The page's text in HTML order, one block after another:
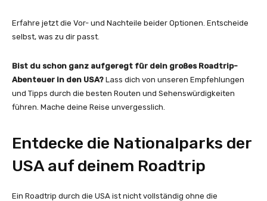
Erfahre jetzt die Vor- und Nachteile beider Optionen. Entscheide
selbst, was zu dir passt.
Bist du schon ganz aufgeregt für dein großes Roadtrip-
Abenteuer in den USA? Lass dich von unseren Empfehlungen
und Tipps durch die besten Routen und Sehenswürdigkeiten
führen. Mache deine Reise unvergesslich.
Entdecke die Nationalparks der
USA auf deinem Roadtrip
Ein Roadtrip durch die USA ist nicht vollständig ohne die